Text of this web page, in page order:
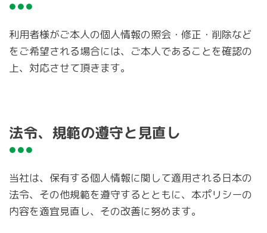
利用者様がご本人の個人情報の照会・修正・削除など
をご希望される場合には、ご本人であることを確認の
上、対応させて頂きます。
法令、規範の遵守と見直し
当社は、保有する個人情報に関して適用される日本の
法令、その他規範を遵守するとともに、本ポリシーの
内容を適宜見直し、その改善に努めます。